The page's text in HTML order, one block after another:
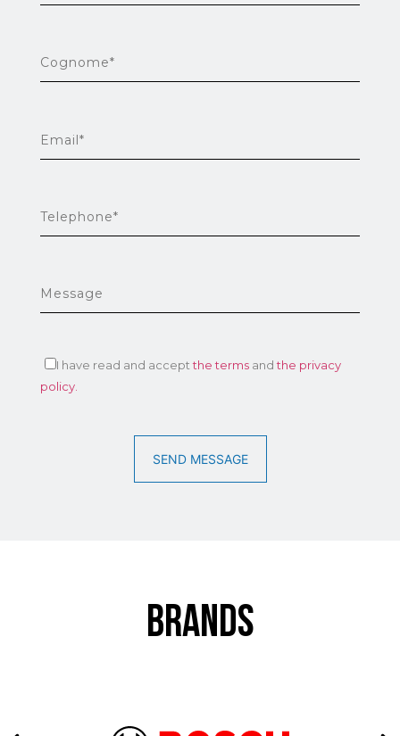
I have read and acceptthe terms andthe privacy
policy.
brands